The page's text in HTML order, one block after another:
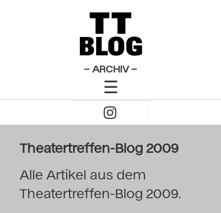
– ARCHIV –
☰
Click
to
Open
Naviagtion
2009
Das Theatertreffen-Blog
2010
Das Theatertreffen-Blog
2011
Das Theatertreffen-Blog
2012
Das Theatertreffen-Blog
Theatertreffen-Blog 2009
Alle Artikel aus dem
Theatertreffen-Blog 2009.